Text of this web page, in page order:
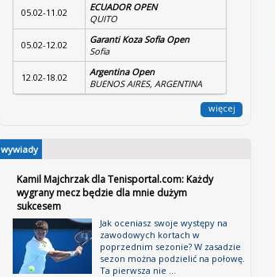
05.02-11.02
ECUADOR OPEN
QUITO
05.02-12.02
Garanti Koza Sofia Open
Sofia
12.02-18.02
Argentina Open
BUENOS AIRES, ARGENTINA
więcej
wywiady
Kamil Majchrzak dla Tenisportal.com: Każdy
wygrany mecz będzie dla mnie dużym
sukcesem
Jak oceniasz swoje występy na
zawodowych kortach w
poprzednim sezonie? W zasadzie
sezon można podzielić na połowę.
Ta pierwsza nie ...